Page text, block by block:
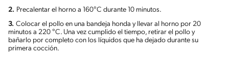
2. Precalentar el horno a 160°C durante 10 minutos.
3. Colocar el pollo en una bandeja honda y llevar al horno por 20
minutos a 220 °C. Una vez cumplido el tiempo, retirar el pollo y
bañarlo por completo con los líquidos que ha dejado durante su
primera cocción.